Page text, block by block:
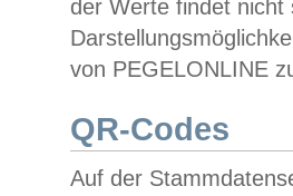
der Werte findet
von PEGELONLINE
QR-Codes
Auf der